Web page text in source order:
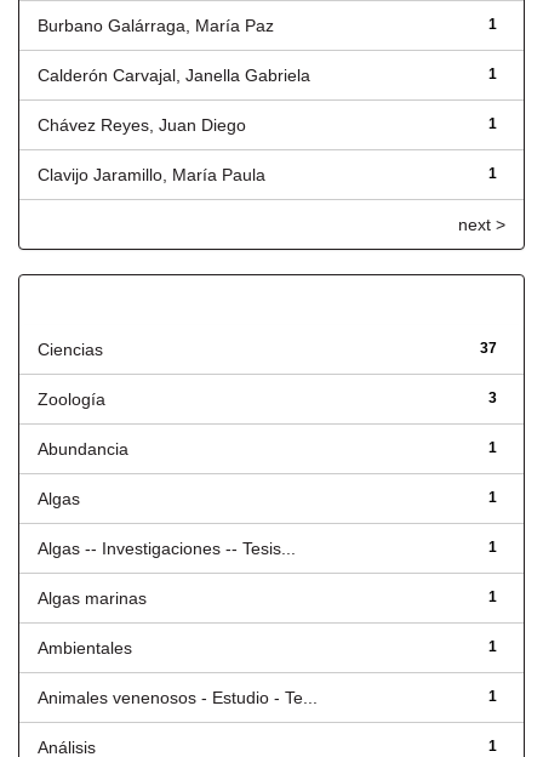
1
Burbano Galárraga, María Paz
1
Calderón Carvajal, Janella Gabriela
1
Chávez Reyes, Juan Diego
1
Clavijo Jaramillo, María Paula
next >
37
Ciencias
3
Zoología
1
Abundancia
1
Algas
1
Algas -- Investigaciones -- Tesis...
1
Algas marinas
1
Ambientales
1
Animales venenosos - Estudio - Te...
1
Análisis